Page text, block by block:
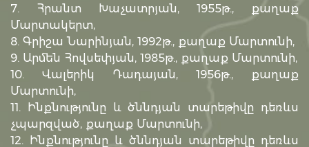
7. Հրանտ Խաչատրյան, 1955թ., քաղաք
Մարտակերտ,
8. Գրիշա Նարինյան, 1992թ., քաղաք Մարտունի,
9. Արմեն Հովսեփյան, 1985թ., քաղաք Մարտունի,
10. Վալերիկ Դադայան, 1956թ., քաղաք
Մարտունի,
11. Ինքնությունը և ծննդյան տարեթիվը դեռևս
չպարզված, քաղաք Մարտունի,
12. Ինքնությունը և ծննդյան տարեթիվը դեռևս